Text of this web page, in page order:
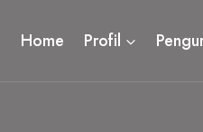
Home Profil